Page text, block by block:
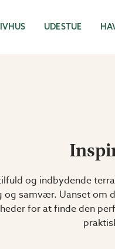
UDESTUE
og indbydende
samvær. Uanset om
for at finde den